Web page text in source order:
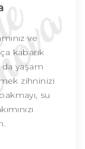
ve
kabarık
da yaşam
zihninizi
su